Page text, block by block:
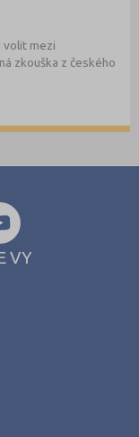
volit mezi
zkouška z českého
VY